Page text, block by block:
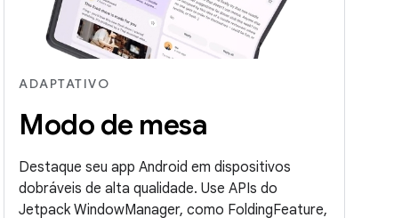
ADAPTATIVO
Modo de mesa
Destaque seu app Android em dispositivos
dobráveis de alta qualidade. Use APIs do
Jetpack WindowManager, como FoldingFeature,